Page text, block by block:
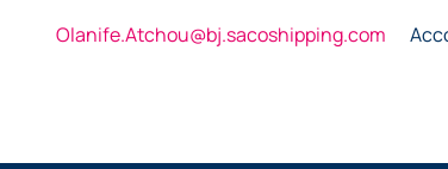
Olanife.Atchou@bj.sacoshipping.com